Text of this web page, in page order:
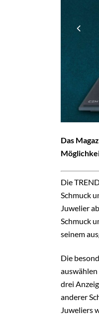
Das
Die
Schmuck
Juwelier
Schmuck
seinem
Die
drei
anderer
Juweliers